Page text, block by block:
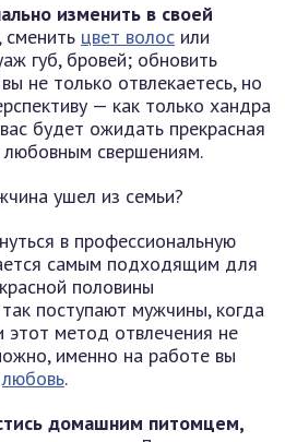
изменить в своей
цвет волос или
губ, бровей; обновить
не только отвлекаетесь, но
— как только хандра
будет ожидать прекрасная
свершениям.
в профессиональную
самым подходящим для
половины
поступают мужчины, когда
метод отвлечения не
именно на работе вы
любовь.
домашним питомцем,